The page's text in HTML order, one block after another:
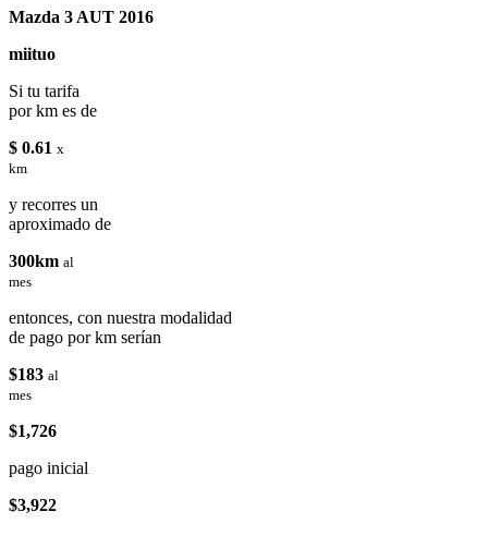
Mazda 3 AUT 2016
miituo
Si tu tarifa
por km es de
$ 0.61 x
km
y recorres un
aproximado de
300km al
mes
entonces, con nuestra modalidad
de pago por km serían
$183 al
mes
$1,726
pago inicial
$3,922